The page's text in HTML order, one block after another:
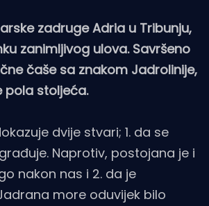
zadruge Adria u Tribunju,
zanimljivog ulova. Savršeno
čaše sa znakom Jadrolinije,
pola stoljeća.
dvije stvari; 1. da se
Naprotiv, postojana je i
nakon nas i 2. da je
more oduvijek bilo